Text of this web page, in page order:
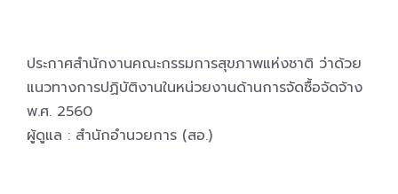
ประกาศสำนักงานคณะกรรมการสุขภาพแห่งชาติ ว่าด้วย
แนวทางการปฏิบัติงานในหน่วยงานด้านการจัดซื้อจัดจ้าง
พ.ศ. 2560
ผู้ดูแล : สำนักอำนวยการ (สอ.)